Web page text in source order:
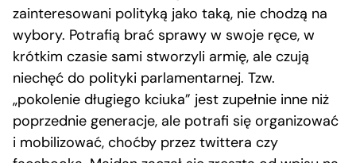
zainteresowani polityką jako taką, nie chodzą na
wybory. Potrafią brać sprawy w swoje ręce, w
krótkim czasie sami stworzyli armię, ale czują
niechęć do polityki parlamentarnej. Tzw.
„pokolenie długiego kciuka” jest zupełnie inne niż
poprzednie generacje, ale potrafi się organizować
i mobilizować, choćby przez twittera czy